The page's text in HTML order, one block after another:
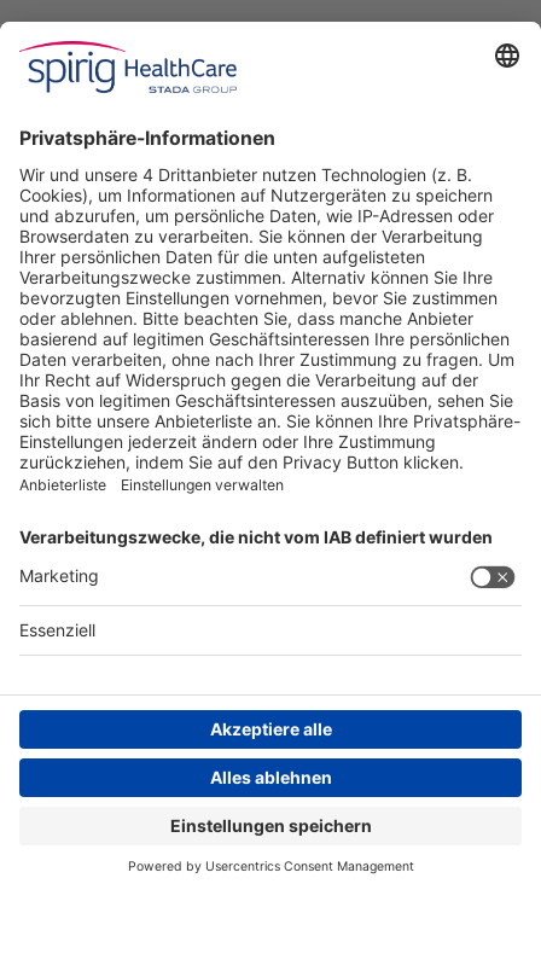
Industriestrasse 30
CH-4622 Egerkingen
Tel. +41 62 388 85 00
info@spirig-healthcare.ch
Pharmakovigilanz
Für Meldungen von unerwünschten Arzneimittelwirkungen zu
einem Medikament von Spirig HealthCare AG
Tel. +41 62 388 85 88
pharmacovigilance@spirig-healthcare.ch
FOLGEN SIE UNS
AGB
Datenschutzhinweis
Compliance